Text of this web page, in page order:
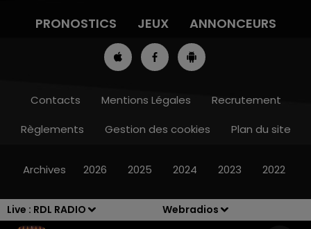
Live : RDL RADIO Webradios
7h00 - 10h00
PRONOSTICS
JEUX ANNONCEURS
Contacts Mentions Légales
Recrutement
Règlements
Gestion des cookies Plan du site
Archives 2026 2025 2024 2023 2022